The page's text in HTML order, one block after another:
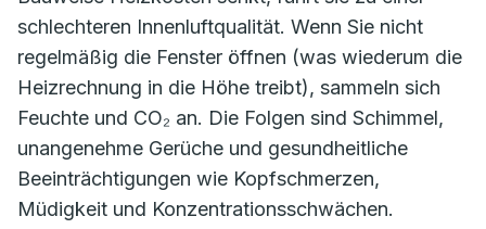
schlechteren Innenluftqualität. Wenn Sie nicht
regelmäßig die Fenster öffnen (was wiederum die
Heizrechnung in die Höhe treibt), sammeln sich
Feuchte und CO₂ an. Die Folgen sind Schimmel,
unangenehme Gerüche und gesundheitliche
Beeinträchtigungen wie Kopfschmerzen,
Müdigkeit und Konzentrationsschwächen.